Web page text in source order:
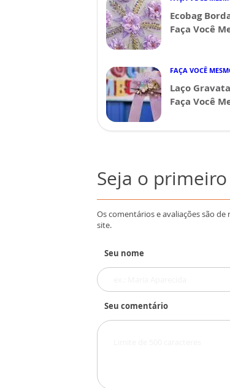
Ecobag
Faça Você
FAÇA VOCÊ
Laço
Faça Você
Seja o
Os comentários e avaliações são
site.
Seu nome
Seu comentário